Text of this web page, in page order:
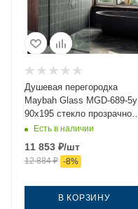
Душевая перегородка
Maybah Glass MGD-689-5у
90х195 стекло прозрачное
профиль хром
Есть в наличии
11 853 ₽/шт
12 884₽ -8%
В КОРЗИНУ